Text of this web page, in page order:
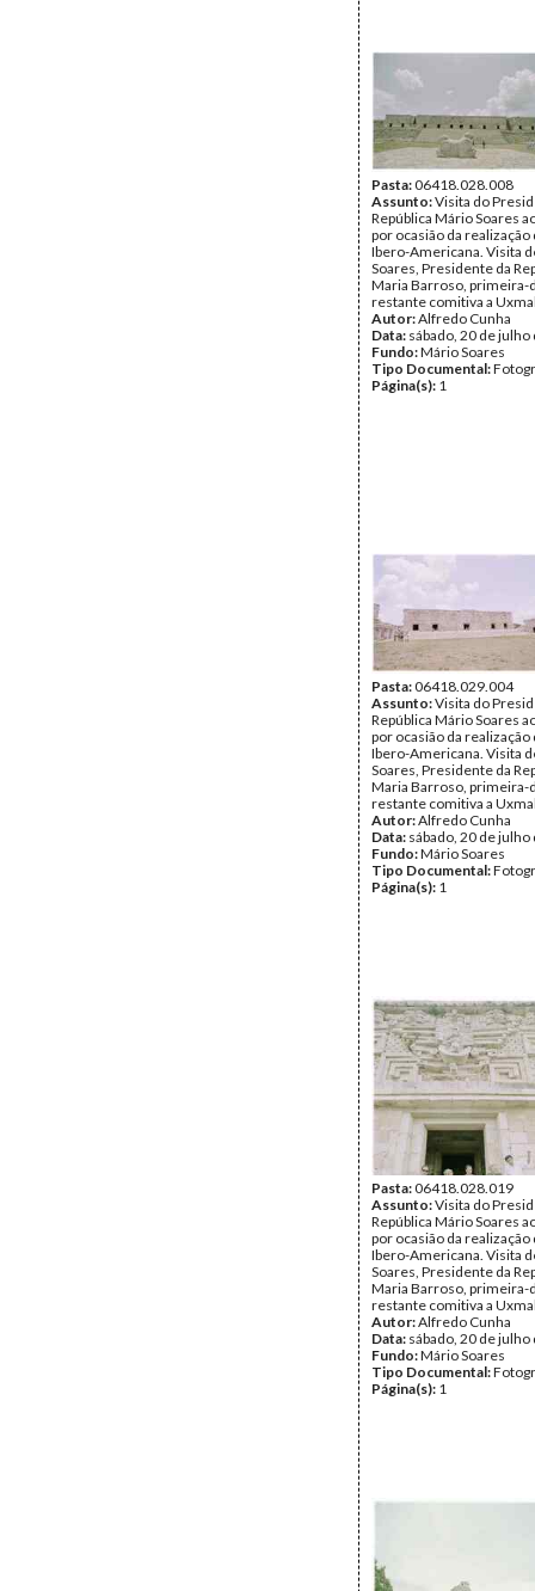
Pasta:06418.028.008
Assunto:Visita do
República Mário Soares
por ocasião da realização
Ibero-Americana. Visita
Soares, Presidente da
Maria Barroso, primeira-
restante comitiva a
Autor:Alfredo Cunha
Data: sábado, 20 de julho
Fundo:Mário Soares
Tipo Documental:
Página(s): 1
Pasta:06418.029.004
Assunto:Visita do
República Mário Soares
por ocasião da realização
Ibero-Americana. Visita
Soares, Presidente da
Maria Barroso, primeira-
restante comitiva a
Autor:Alfredo Cunha
Data: sábado, 20 de julho
Fundo:Mário Soares
Tipo Documental:
Página(s): 1
Pasta:06418.028.019
Assunto:Visita do
República Mário Soares
por ocasião da realização
Ibero-Americana. Visita
Soares, Presidente da
Maria Barroso, primeira-
restante comitiva a
Autor:Alfredo Cunha
Data: sábado, 20 de julho
Fundo:Mário Soares
Tipo Documental:
Página(s): 1